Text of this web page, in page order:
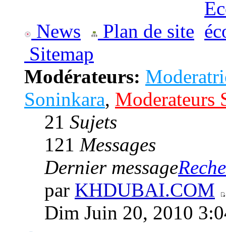
News
Plan de site
Sitemap
Modérateurs:
Soninkara, Moderateurs
21 Sujets
121 Messages
Dernier message
par KHDUBAI.COM
Dim Juin 20, 2010